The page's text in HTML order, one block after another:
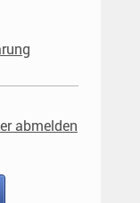
abmelden